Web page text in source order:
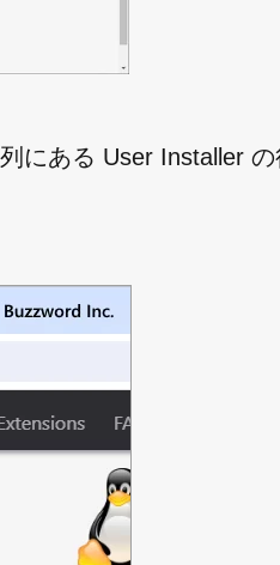
にある User Installer